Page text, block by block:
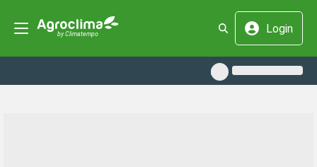
Login